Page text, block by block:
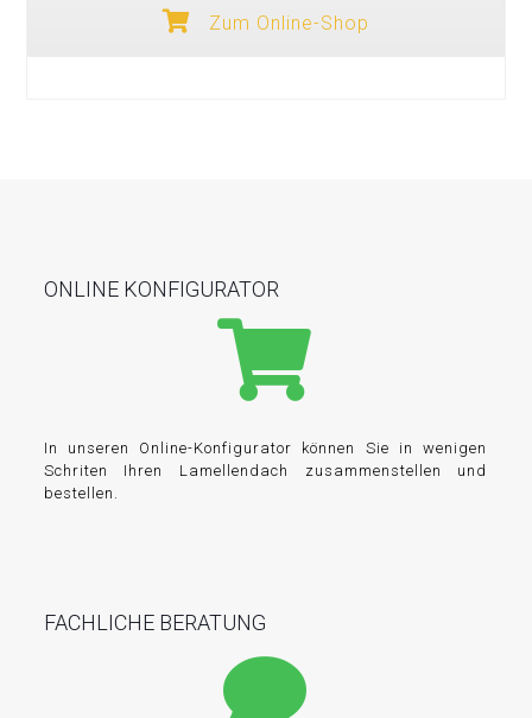
Zum Online-Shop
ONLINE KONFIGURATOR
In unseren Online-Konfigurator können Sie in wenigen
Schriten Ihren Lamellendach zusammenstellen und
bestellen.
FACHLICHE BERATUNG